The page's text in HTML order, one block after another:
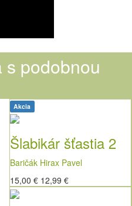
s podobnou
Akcia
Šlabikár šťastia 2
Baričák Hirax Pavel
15,00 € 12,99 €